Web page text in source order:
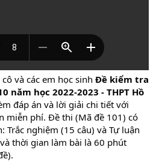
và các em học sinh Đề kiểm tra
năm học 2022-2023 - THPT Hồ
đáp án và lời giải chi tiết với
miễn phí. Đề thi (Mã đề 101) có
Trắc nghiệm (15 câu) và Tự luận
thời gian làm bài là 60 phút